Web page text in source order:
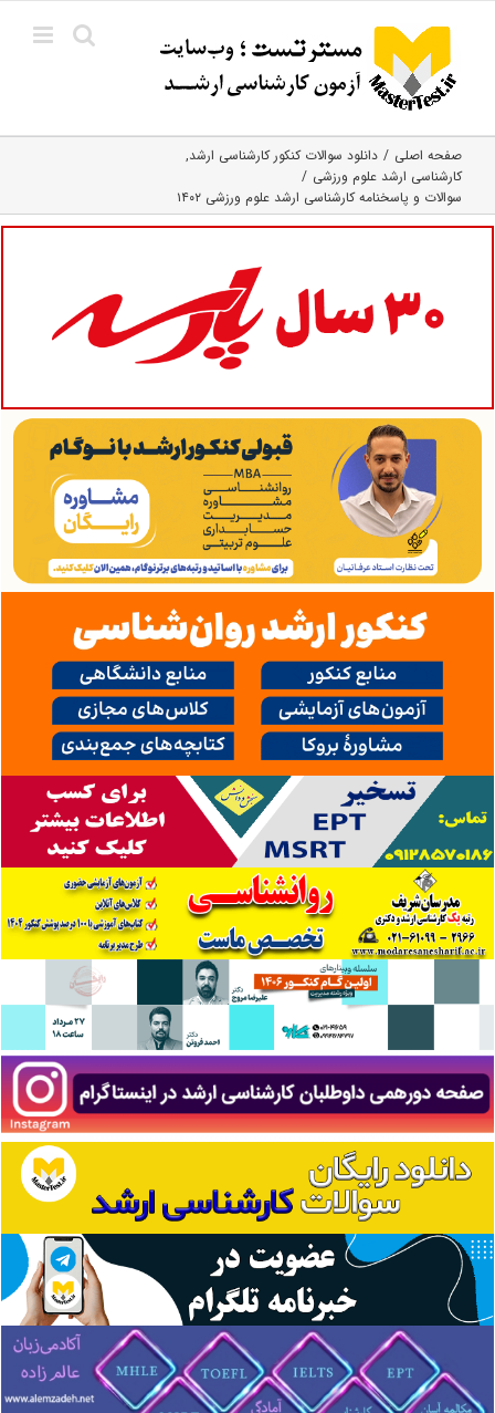
content
صفحه اصلی
دانلود سوالات کنکور کارشناسی ارشد
کارشناسی ارشد علوم ورزشی
سوالات و پاسخنامه کارشناسی ارشد علوم ورزشی ۱۴۰۲